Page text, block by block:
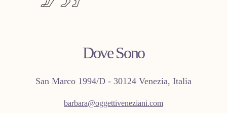
Dove Sono
San Marco 1994/D - 30124 Venezia, Italia
barbara@oggettiveneziani.com